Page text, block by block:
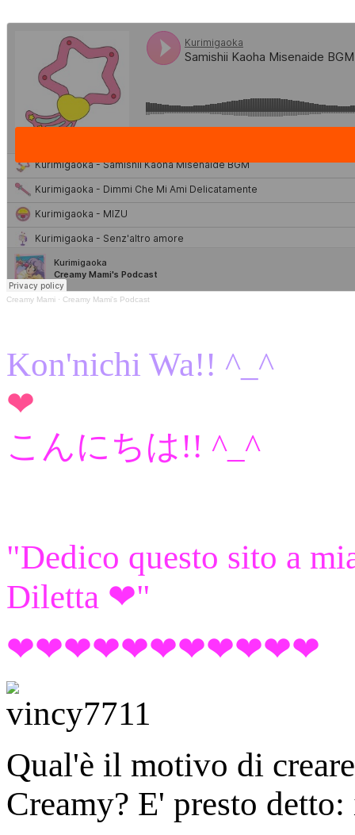
Creamy Mami · Creamy Mami's Podcast
Kon'nichi Wa!! ^_^
❤
こんにちは!! ^_^
"Dedico questo sito a
Diletta ❤"
❤❤❤❤❤❤❤❤❤❤❤
Qual'è il motivo di
Creamy? E' presto